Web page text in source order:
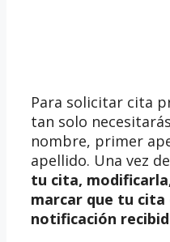
Para solicitar cita
tan solo
nombre, primer
apellido. Una vez
tu cita,
marcar que tu cita
notificación